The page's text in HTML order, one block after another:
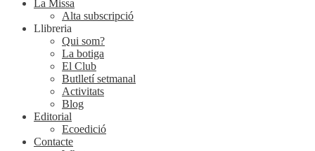
La Missa
Alta subscripció
Llibreria
Qui som?
La botiga
El Club
Butlletí setmanal
Activitats
Blog
Editorial
Ecoedició
Contacte